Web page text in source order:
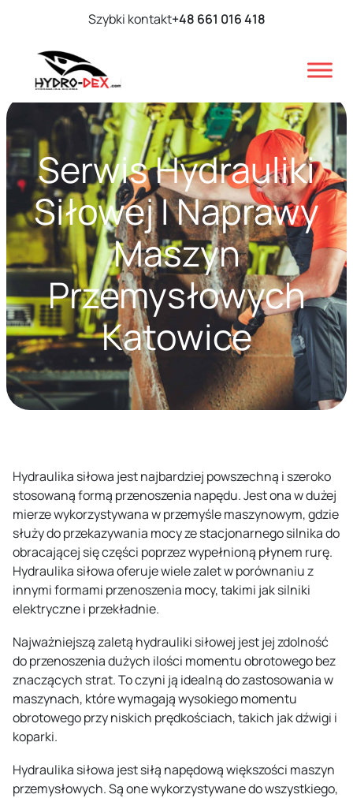
Szybki kontakt+48 661 016 418
Serwis Hydrauliki
Siłowej I Naprawy
Maszyn
Przemysłowych
Katowice
Hydraulika siłowa jest najbardziej powszechną i szeroko
stosowaną formą przenoszenia napędu. Jest ona w dużej
mierze wykorzystywana w przemyśle maszynowym, gdzie
służy do przekazywania mocy ze stacjonarnego silnika do
obracającej się części poprzez wypełnioną płynem rurę.
Hydraulika siłowa oferuje wiele zalet w porównaniu z
innymi formami przenoszenia mocy, takimi jak silniki
elektryczne i przekładnie.
Najważniejszą zaletą hydrauliki siłowej jest jej zdolność
do przenoszenia dużych ilości momentu obrotowego bez
znaczących strat. To czyni ją idealną do zastosowania w
maszynach, które wymagają wysokiego momentu
obrotowego przy niskich prędkościach, takich jak dźwigi i
koparki.
Hydraulika siłowa jest siłą napędową większości maszyn
przemysłowych. Są one wykorzystywane do wszystkiego,